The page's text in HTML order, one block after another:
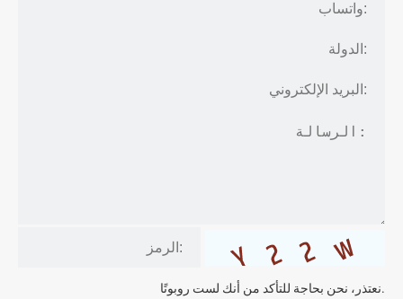
نعتذر، نحن بحاجة للتأكد من أنك لست روبوتًا.